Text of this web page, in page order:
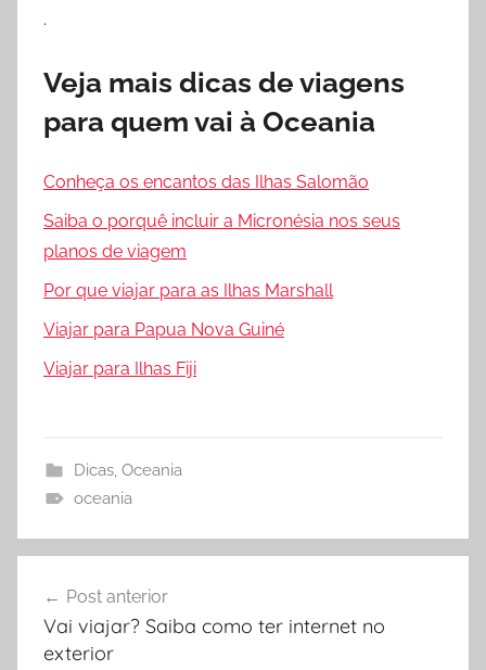
.
Veja mais dicas de viagens
para quem vai à Oceania
Conheça os encantos das Ilhas Salomão
Saiba o porquê incluir a Micronésia nos seus
planos de viagem
Por que viajar para as Ilhas Marshall
Viajar para Papua Nova Guiné
Viajar para Ilhas Fiji
Dicas, Oceania
oceania
de
Post
Post anterior
Vai viajar? Saiba como ter internet no
exterior